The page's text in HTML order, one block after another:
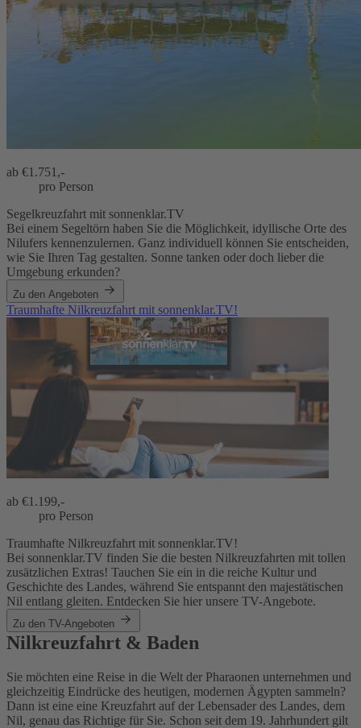
ab €1.751,-
pro Person
Segelkreuzfahrt mit sonnenklar.TV
Bei einem Segeltörn haben Sie die Möglichkeit, idyllische Orte des
Nilufers kennenzulernen. Ganz individuell können Sie entscheiden,
wie Sie Ihren Tag gestalten. Sonne tanken oder doch lieber die
Umgebung erkunden?
Zu den Angeboten
Traumhafte Nilkreuzfahrt mit sonnenklar.TV!
ab €1.199,-
pro Person
Traumhafte Nilkreuzfahrt mit sonnenklar.TV!
Bei sonnenklar.TV finden Sie die besten Nilkreuzfahrten mit tollen
zusätzlichen Extras! Tauchen Sie ein in die reiche Kultur und
Geschichte des Landes, während Sie entspannt den majestätischen
Nil entlang gleiten. Entdecken Sie hier unsere TV-Angebote.
Zu den TV-Angeboten
Nilkreuzfahrt & Baden
Sie möchten eine Reise in die Welt der Pharaonen unternehmen und
gleichzeitig Eindrücke des heutigen, modernen Ägypten sammeln?
Dann ist eine eine Kreuzfahrt auf der Lebensader des Landes, dem
Nil, genau das Richtige für Sie. Schon seit dem 19. Jahrhundert gilt